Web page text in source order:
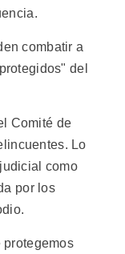
combatir a
del
Comité de
Lo
como
por los